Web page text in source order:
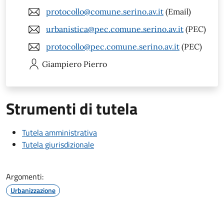
protocollo@comune.serino.av.it (Email)
urbanistica@pec.comune.serino.av.it (PEC)
protocollo@pec.comune.serino.av.it (PEC)
Giampiero Pierro
Strumenti di tutela
Tutela amministrativa
Tutela giurisdizionale
Argomenti:
Urbanizzazione